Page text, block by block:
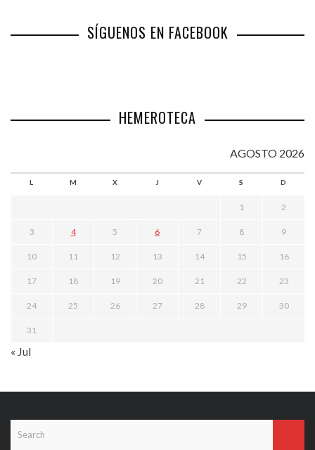
SÍGUENOS EN FACEBOOK
HEMEROTECA
AGOSTO 2026
L M X J V S D
1 2
3 4 5 6 7 8 9
10 11 12 13 14 15 16
17 18 19 20 21 22 23
24 25 26 27 28 29 30
31
« Jul